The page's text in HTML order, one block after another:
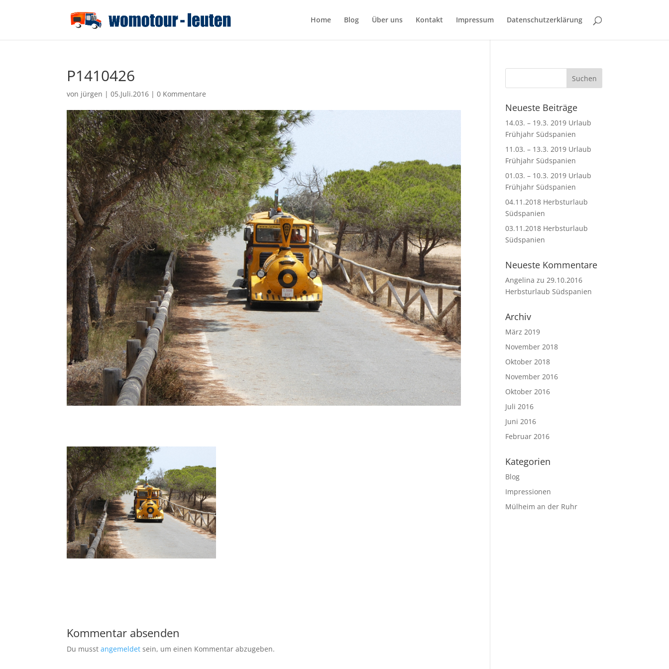
Home Blog Über uns Kontakt Impressum Datenschutzerklärung
P1410426
von jürgen |05.Juli.2016 |0 Kommentare
Kommentar absenden
Du musstangemeldet sein, um einen Kommentar abzugeben.
Neueste Beiträge
14.03. – 19.3. 2019 Urlaub
Frühjahr Südspanien
11.03. – 13.3. 2019 Urlaub
Frühjahr Südspanien
01.03. – 10.3. 2019 Urlaub
Frühjahr Südspanien
04.11.2018 Herbsturlaub
Südspanien
03.11.2018 Herbsturlaub
Südspanien
Neueste Kommentare
Angelina zu29.10.2016
Herbsturlaub Südspanien
Archiv
März 2019
November 2018
Oktober 2018
November 2016
Oktober 2016
Juli 2016
Juni 2016
Februar 2016
Kategorien
Blog
Impressionen
Mülheim an der Ruhr